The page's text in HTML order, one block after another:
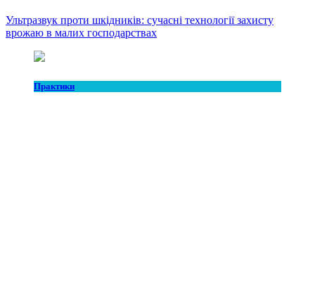
Ультразвук проти шкідників: сучасні технології захисту
врожаю в малих господарствах
Практики